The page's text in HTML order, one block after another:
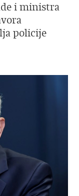
i ministra
policije